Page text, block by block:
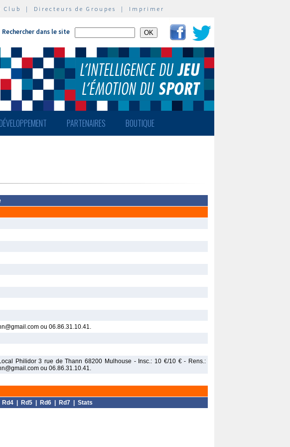
Club | Directeurs de Groupes | Imprimer
Rechercher dans le site
DÉVELOPPEMENT PARTENAIRES BOUTIQUE
ou 06.86.31.10.41.
Philidor 3 rue de Thann 68200 Mulhouse - Insc.: 10 €/10 € - Rens.:
ou 06.86.31.10.41.
Rd4 Rd5 Rd6 Rd7 Stats